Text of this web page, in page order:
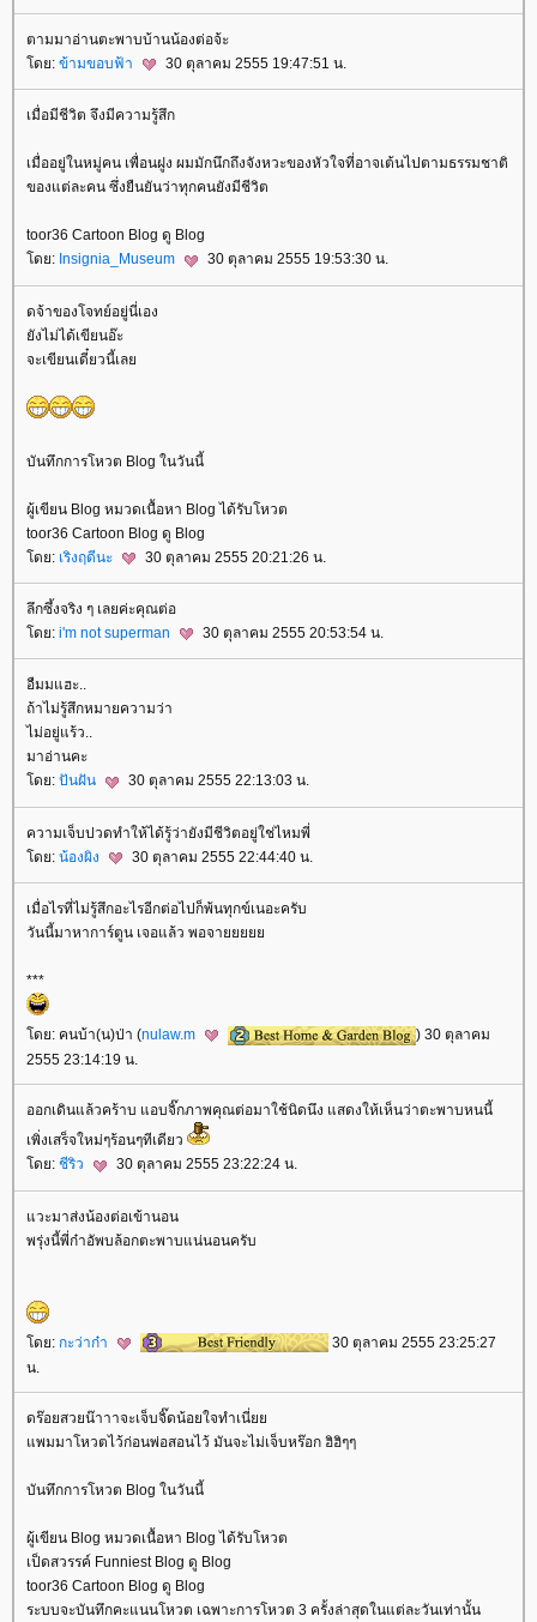
ตามมาอ่านตะพาบบ้านน้องต่อจ้ะ
ดย: ข้ามขอบฟ้า 30 ตุลาคม 2555 19:47:51 น.
เมื่อมีชีวิต จึงมีความรู้สึก
เมื่ออยู่ในหมู่คน เพื่อนฝูง ผมมักนึกถึงจังหวะของหัวใจที่อาจเต้นไปตามธรรมชาติ
ของแต่ละคน ซึ่งยืนยันว่าทุกคนยังมีชีวิต
toor36 Cartoon Blog ดู Blog
ดย: Insignia_Museum 30 ตุลาคม 2555 19:53:30 น.
ดจ้าของโจทย์อยู่นี่เอง
ังไม่ได้เขียนอ๊ะ
จะเขียนเดี๋ยวนี้เล
บันทึกการโหวต Blog ในวันนี้
ผู้เขียน Blog หมวดเนื้อหา Blog ได้รับโหวต
toor36 Cartoon Blog ดู Blog
ดย: เริงฤดีนะ 30 ตุลาคม 2555 20:21:26 น.
ลึกซึ้งจริง ๆ เลยค่ะคุณต่อ
ดย: i'm not superman 30 ตุลาคม 2555 20:53:54 น.
อืมมแฮะ..
ถ้าไม่รู้สึกหมายความว่า
ไม่อยู่แร้ว..
มาอ่านคะ
ดย: ปันฝัน 30 ตุลาคม 2555 22:13:03 น.
ความเจ็บปวดทำให้ได้รู้ว่ายังมีชีวิตอยู่ใช่ไหมพี่
ดย: น้องผิง 30 ตุลาคม 2555 22:44:40 น.
เมื่อไรที่ไม่รู้สึกอะไรอีกต่อไปก็พ้นทุกข์เนอะครับ
วันนี้มาหาการ์ตูน เจอแล้ว พอจา
***
ดย: คนบ้า(น)ป่า (nulaw.m
) 30 ตุลาคม
2555 23:14:19 น.
ออกเดินแล้วคร้าบ แอบจิ๊กภาพคุณต่อมาใช้นิดนึง แสดงให้เห็นว่าตะพาบหนนี้
เพิ่งเสร็จใหม่ๆร้อนๆทีเดียว
ดย: ชีริว 30 ตุลาคม 2555 23:22:24 น.
วะมาส่งน้องต่อเข้านอน
พรุ่งนี้พี่ก๋าอัพบล้อกตะพาบแน่นอนครับ
ดย: กะว่าก๋า
30 ตุลาคม 2555 23:25:27
น.
ดร๊อยสวยน๊าาาจะเจ็บจิ๊ดน้อยใจทำเนี่
พมมาโหวตไว้ก่อนพ่อสอนไว้ มันจะไม่เจ็บหร๊อก ฮิฮิๆๆ
บันทึกการโหวต Blog ในวันนี้
ผู้เขียน Blog หมวดเนื้อหา Blog ได้รับโหวต
เป็ดสวรรค์ Funniest Blog ดู Blog
toor36 Cartoon Blog ดู Blog
ระบบจะบันทึกคะแนนโหวต เฉพาะการโหวต 3 ครั้งล่าสุดในแต่ละวันเท่านั้น